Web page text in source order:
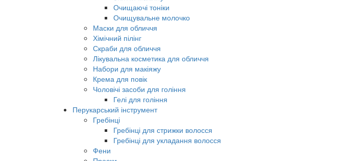
Очищаючі тоніки
Очищувальне молочко
Маски для обличчя
Хімічний пілінг
Скраби для обличчя
Лікувальна косметика для обличчя
Набори для макіяжу
Крема для повік
Чоловічі засоби для гоління
Гелі для гоління
Перукарський інструмент
Гребінці
Гребінці для стрижки волосся
Гребінці для укладання волосся
Фени